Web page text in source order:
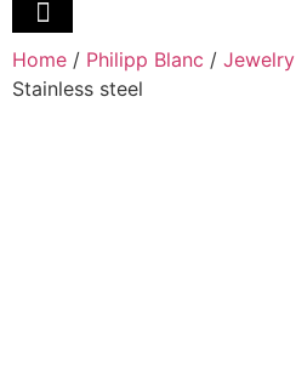
Home / Philipp Blanc / Jewelry
Stainless steel